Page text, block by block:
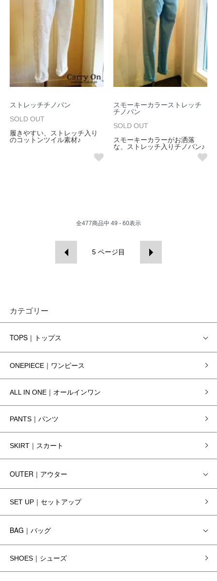
ストレッチチノパン
SOLD OUT
履きやすい、ストレッチ入り
のコットンツイル素材♪
スモーキーカラーストレッチ
チノパン
SOLD OUT
スモーキーカラーがお洒落
な、ストレッチ入りチノパン♪
全477商品中 49 - 60表示
5 ページ目
カテゴリー
TOPS｜トップス
ONEPIECE｜ワンピース
ALL IN ONE｜オールインワン
PANTS｜パンツ
SKIRT｜スカート
OUTER｜アウター
SET UP｜セットアップ
BAG｜バッグ
SHOES｜シューズ